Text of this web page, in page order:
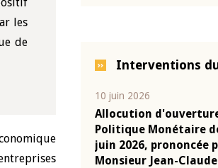
les
de
Interventions
annuel 2025
10 juin 2026
Allocution
Politique Monétaire
juin 2026, prononcée
Monsieur Jean-Claude